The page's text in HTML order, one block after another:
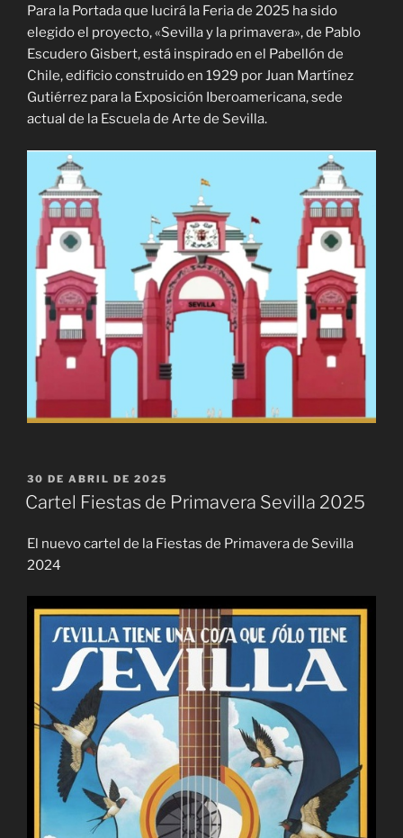
Para la Portada que lucirá la Feria de 2025 ha sido
elegido el proyecto, «Sevilla y la primavera», de Pablo
Escudero Gisbert, está inspirado en el Pabellón de
Chile, edificio construido en 1929 por Juan Martínez
Gutiérrez para la Exposición Iberoamericana, sede
actual de la Escuela de Arte de Sevilla.
PUBLICADO
EL
30 DE ABRIL DE 2025
Cartel Fiestas de Primavera Sevilla 2025
El nuevo cartel de la Fiestas de Primavera de Sevilla
2024